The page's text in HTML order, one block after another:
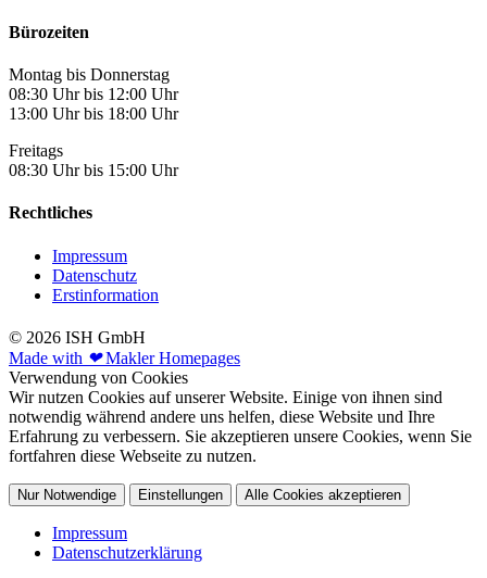
Bürozeiten
Montag bis Donnerstag
08:30 Uhr bis 12:00 Uhr
13:00 Uhr bis 18:00 Uhr
Freitags
08:30 Uhr bis 15:00 Uhr
Rechtliches
Impressum
Datenschutz
Erstinformation
© 2026 ISH GmbH
Made with ❤Makler Homepages
Verwendung von Cookies
Wir nutzen Cookies auf unserer Website. Einige von ihnen sind
notwendig während andere uns helfen, diese Website und Ihre
Erfahrung zu verbessern. Sie akzeptieren unsere Cookies, wenn Sie
fortfahren diese Webseite zu nutzen.
Nur Notwendige Einstellungen Alle Cookies akzeptieren
Impressum
Datenschutzerklärung